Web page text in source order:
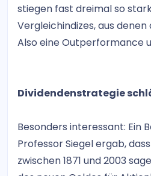
stiegen fast dreimal so
Vergleichindizes, aus
Also eine Outperformance
Dividendenstrategie
Besonders interessant: Ein
Professor Siegel ergab,
zwischen 1871 und 2003